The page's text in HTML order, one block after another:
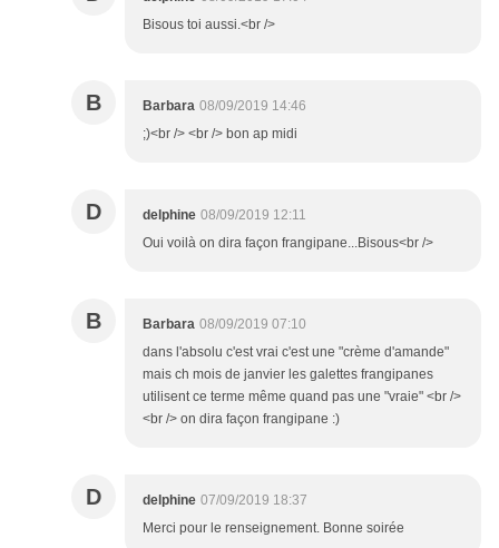
Bisous toi aussi.<br />
B Barbara 08/09/2019 14:46
;)<br /> <br /> bon ap midi
D delphine 08/09/2019 12:11
Oui voilà on dira façon frangipane...Bisous<br />
B Barbara 08/09/2019 07:10
dans l'absolu c'est vrai c'est une "crème d'amande"
mais ch mois de janvier les galettes frangipanes
utilisent ce terme même quand pas une "vraie" <br />
<br /> on dira façon frangipane :)
D delphine 07/09/2019 18:37
Merci pour le renseignement. Bonne soirée